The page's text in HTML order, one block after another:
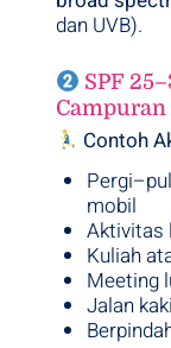
dan UVB).
SPF
Contoh
mobil
Aktivitas
Kuliah
Meeting
Jalan